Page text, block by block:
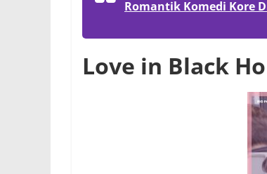
Romantik Komedi Kore
Love in Black